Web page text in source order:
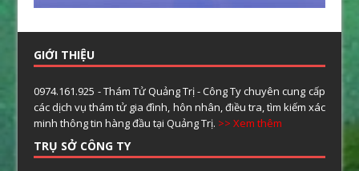
GIỚI THIỆU
0974.161.925 - Thám Tử Quảng Trị - Công Ty chuyên cung cấp
các dịch vụ thám tử gia đình, hôn nhân, điều tra, tìm kiếm xác
minh thông tin hàng đầu tại Quảng Trị. >> Xem thêm
TRỤ SỞ CÔNG TY